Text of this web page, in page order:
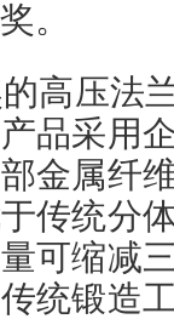
。
高压法
品采用
金属纤
传统分
可缩减
统锻造